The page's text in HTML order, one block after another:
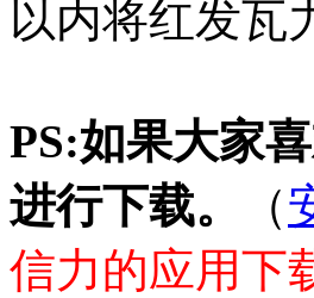
以内将红发瓦
PS:如果大家
进行下载。
（
信力的应用下